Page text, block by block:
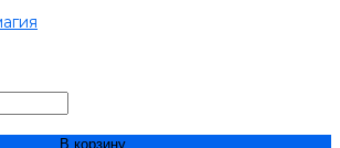
В корзину